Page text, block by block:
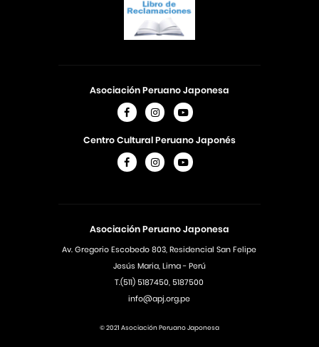
Asociación Peruano Japonesa
Av. Gregorio Escobedo 803, Residencial San Felipe
Jesús Maria, Lima - Perú
T.(511) 5187450, 5187500
info@apj.org.pe
Asociación Peruano Japonesa
Centro Cultural Peruano Japonés
© 2021 Asociación Peruano Japonesa